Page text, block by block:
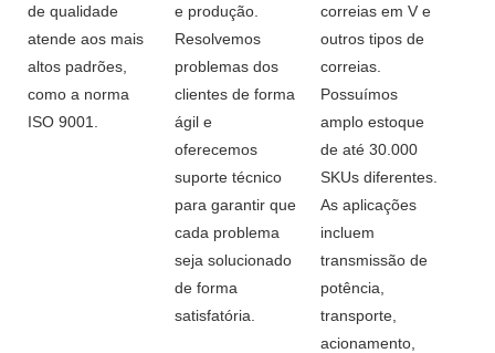
de qualidade
atende aos mais
altos padrões,
como a norma
ISO 9001.
e produção.
Resolvemos
problemas dos
clientes de forma
ágil e
oferecemos
suporte técnico
para garantir que
cada problema
seja solucionado
de forma
satisfatória.
correias em V e
outros tipos de
correias.
Possuímos
amplo estoque
de até 30.000
SKUs diferentes.
As aplicações
incluem
transmissão de
potência,
transporte,
acionamento,